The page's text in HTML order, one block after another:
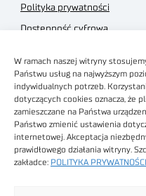
W ramach naszej witryny
Państwu usług na najwyższym
indywidualnych potrzeb.
dotyczących cookies oznacza, że
zamieszczane na Państwa
Państwo zmienić ustawienia
internetowej. Akceptacja
prawidłowego działania witryny.
zakładce: POLITYKA PRYWATNOŚCI
Polityka prywatności
Dostępność cyfrowa
Regulamin sklepu
Obrazy stockowe
autorstwa